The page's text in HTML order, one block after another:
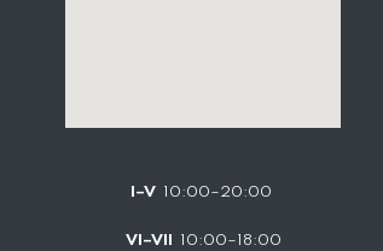
I–V 10:00–20:00
VI–VII 10:00–18:00